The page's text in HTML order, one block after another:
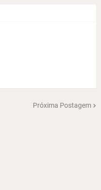
Próxima Postagem